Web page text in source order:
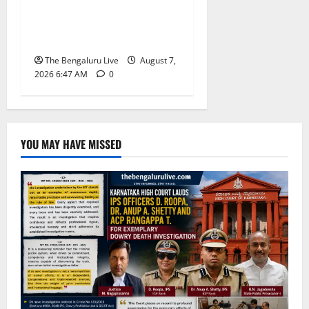
The Bengaluru Live
August 7,
2026 6:47 AM
0
YOU MAY HAVE MISSED